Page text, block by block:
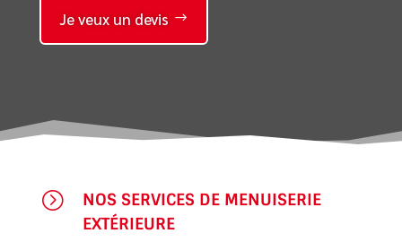
Je veux un devis
=
NOS SERVICES DE MENUISERIE
EXTÉRIEURE